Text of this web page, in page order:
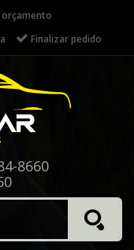
Finalizar pedido
8660